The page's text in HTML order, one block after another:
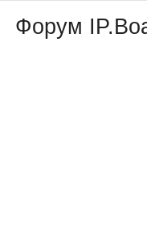
Форум